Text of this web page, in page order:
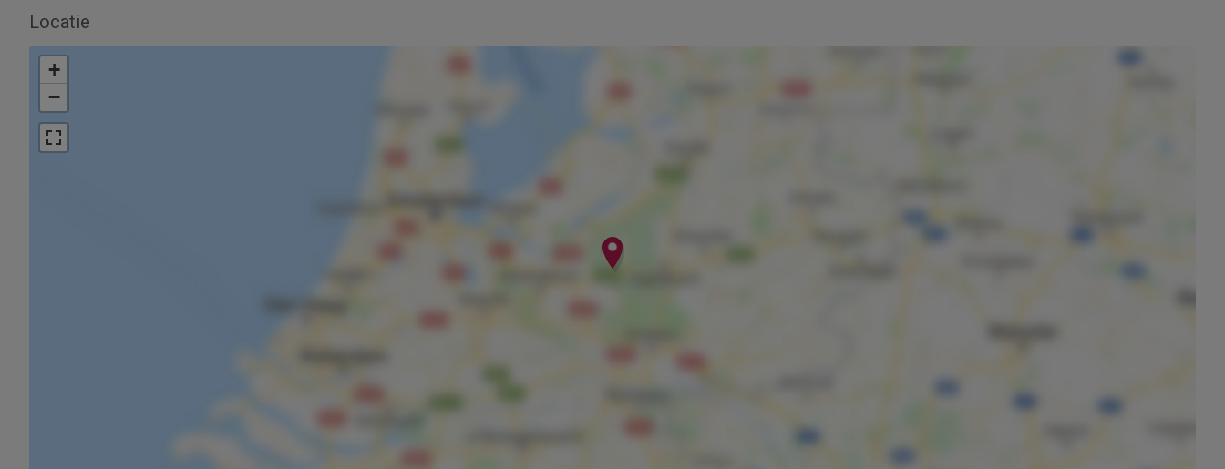
Locatie
+
−